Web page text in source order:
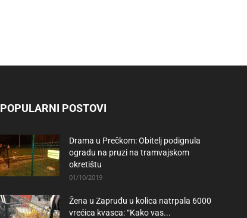
POPULARNI POSTOVI
Drama u Prečkom: Obitelj podignula
ogradu na pruzi na tramvajskom
okretištu
01/10/2019
Žena u Zapruđu u kolica natrpala 6000
vrećica kvasca: “Kako vas...